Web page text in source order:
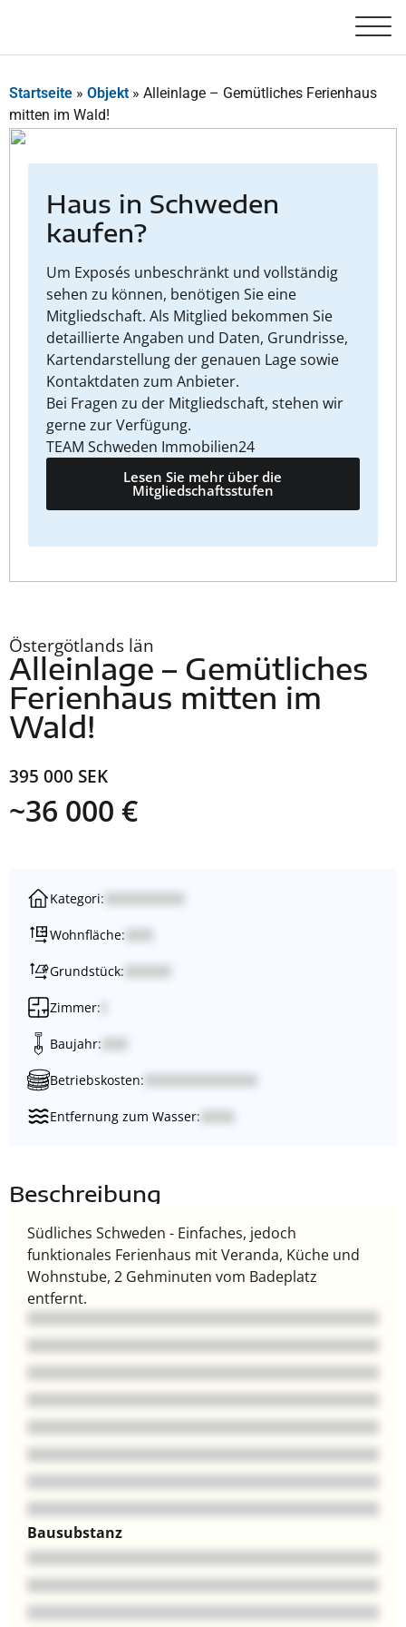
Startseite » Objekt » Alleinlage – Gemütliches Ferienhaus
mitten im Wald!
Haus in Schweden
kaufen?
Um Exposés unbeschränkt und vollständig
sehen zu können, benötigen Sie eine
Mitgliedschaft. Als Mitglied bekommen Sie
detaillierte Angaben und Daten, Grundrisse,
Kartendarstellung der genauen Lage sowie
Kontaktdaten zum Anbieter.
Bei Fragen zu der Mitgliedschaft, stehen wir
gerne zur Verfügung.
TEAM Schweden Immobilien24
Lesen Sie mehr über die
Mitgliedschaftsstufen
Östergötlands län
Alleinlage – Gemütliches
Ferienhaus mitten im
Wald!
395 000 SEK
~36 000 €
Kategori:
Wohnfläche:
Grundstück:
Zimmer:
Baujahr:
Betriebskosten:
Entfernung zum Wasser:
Beschreibung
Südliches Schweden - Einfaches, jedoch
funktionales Ferienhaus mit Veranda, Küche und
Wohnstube, 2 Gehminuten vom Badeplatz
entfernt.
Bausubstanz